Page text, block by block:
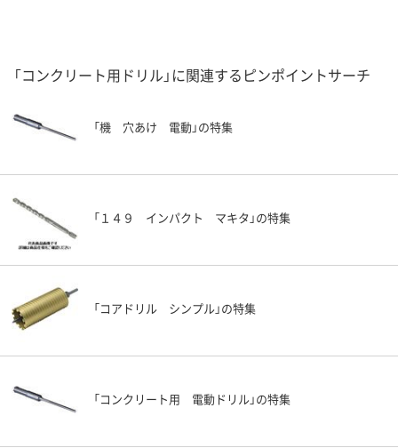
「コンクリート用ドリル」に関連するピンポイントサーチ
「機 穴あけ 電動」の特集
「１４９ インパクト マキタ」の特集
「コアドリル シンプル」の特集
「コンクリート用 電動ドリル」の特集